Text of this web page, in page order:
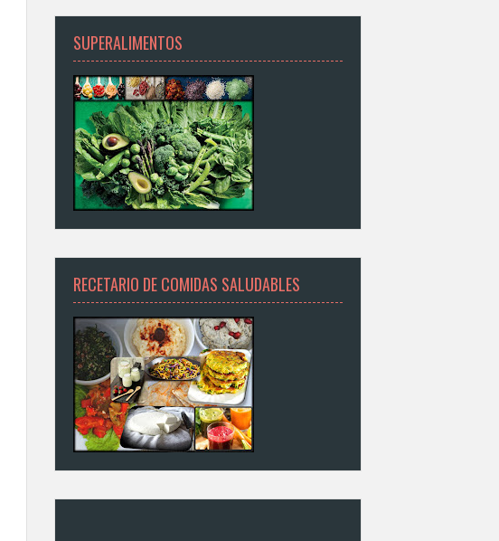
SUPERALIMENTOS
RECETARIO DE COMIDAS SALUDABLES